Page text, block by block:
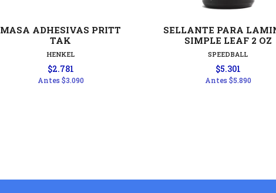
MASA ADHESIVAS PRITT
TAK
HENKEL
$2.781
Antes$3.090
SELLANTE PARA
SIMPLE LEAF 2 OZ
SPEEDBALL
$5.301
Antes$5.890